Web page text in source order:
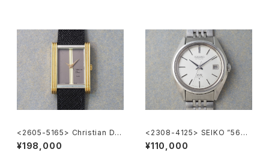
<2605-5165> Christian Dio
r
¥198,000
<2308-4125> SEIKO ”56K
S" KING SEIKO
¥110,000